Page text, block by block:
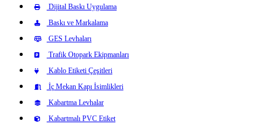
Dijital Baskı Uygulama
Baskı ve Markalama
GES Levhaları
Trafik Otopark Ekipmanları
Kablo Etiketi Çeşitleri
İç Mekan Kapı İsimlikleri
Kabartma Levhalar
Kabartmalı PVC Etiket